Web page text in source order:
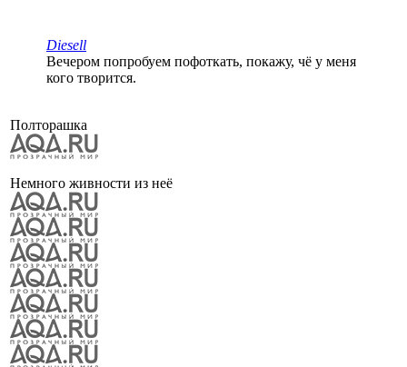
Diesell
Вечером попробуем пофоткать, покажу, чё у меня
кого творится.
Полторашка
Немного живности из неё